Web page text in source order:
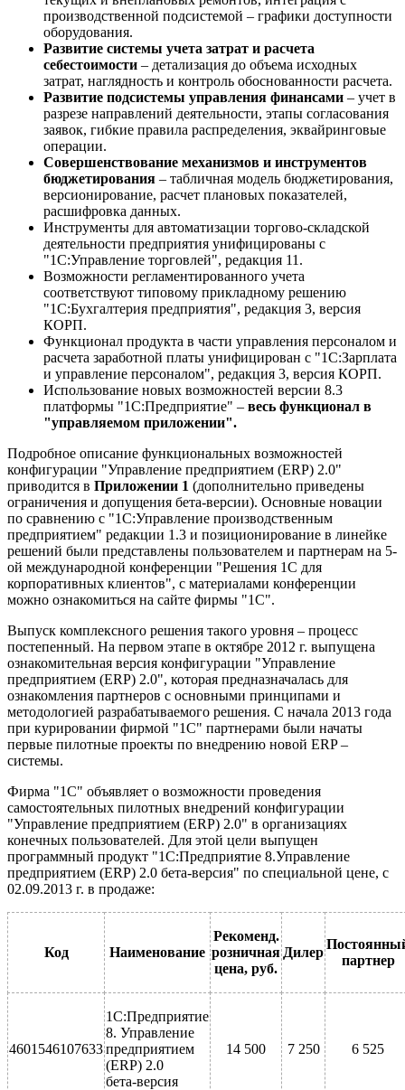
производственной подсистемой – графики доступности
оборудования.
Развитие системы учета затрат и расчета
себестоимости – детализация до объема исходных
затрат, наглядность и контроль обоснованности расчета.
Развитие подсистемы управления финансами – учет в
разрезе направлений деятельности, этапы согласования
заявок, гибкие правила распределения, эквайринговые
операции.
Совершенствование механизмов и инструментов
бюджетирования – табличная модель бюджетирования,
версионирование, расчет плановых показателей,
расшифровка данных.
Инструменты для автоматизации торгово-складской
деятельности предприятия унифицированы с
"1С:Управление торговлей", редакция 11.
Возможности регламентированного учета
соответствуют типовому прикладному решению
"1С:Бухгалтерия предприятия", редакция 3, версия
КОРП.
Функционал продукта в части управления персоналом и
расчета заработной платы унифицирован с "1С:Зарплата
и управление персоналом", редакция 3, версия КОРП.
Использование новых возможностей версии 8.3
платформы "1С:Предприятие" – весь функционал в
"управляемом приложении".
Подробное описание функциональных возможностей
конфигурации "Управление предприятием (ERP) 2.0"
приводится в Приложении 1 (дополнительно приведены
ограничения и допущения бета-версии). Основные новации
по сравнению с "1С:Управление производственным
предприятием" редакции 1.3 и позиционирование в линейке
решений были представлены пользователем и партнерам на 5-
ой международной конференции "Решения 1С для
корпоративных клиентов", с материалами конференции
можно ознакомиться на сайте фирмы "1С".
Выпуск комплексного решения такого уровня – процесс
постепенный. На первом этапе в октябре 2012 г. выпущена
ознакомительная версия конфигурации "Управление
предприятием (ERP) 2.0", которая предназначалась для
ознакомления партнеров с основными принципами и
методологией разрабатываемого решения. С начала 2013 года
при курировании фирмой "1С" партнерами были начаты
первые пилотные проекты по внедрению новой ERP –
системы.
Фирма "1С" объявляет о возможности проведения
самостоятельных пилотных внедрений конфигурации
"Управление предприятием (ERP) 2.0" в организациях
конечных пользователей. Для этой цели выпущен
программный продукт "1С:Предприятие 8.Управление
предприятием (ERP) 2.0 бета-версия" по специальной цене, с
02.09.2013 г. в продаже:
Код Наименование
Рекоменд.
розничная
цена, руб.
Дилер
партнер
4601546107633
1С:Предприятие
8. Управление
предприятием
(ERP) 2.0
бета-версия
14 500 7 250 6 525